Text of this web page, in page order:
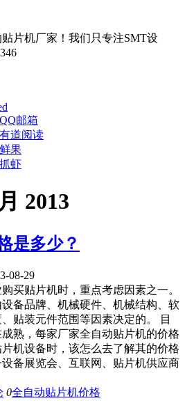
片机厂家！我们只专注SMT设
邮箱
道阅读
果
虾
2013
是多少？
08-29
买贴片机时，重点考虑因素之一。
备品牌、机械硬件、机械结构、软
贴装元件范围等因素决定的。 目
熟，每家厂家全自动贴片机的价格
机设备时，该怎么去了解其的价格
备展览会、互联网、贴片机供应商
0全自动贴片机价格